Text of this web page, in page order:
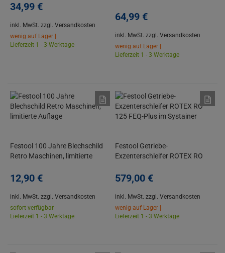
34,99 €
inkl. MwSt. zzgl. Versandkosten
wenig auf Lager |
Lieferzeit 1 - 3 Werktage
64,99 €
inkl. MwSt. zzgl. Versandkosten
wenig auf Lager |
Lieferzeit 1 - 3 Werktage
Festool 100 Jahre Blechschild
Retro Maschinen, limitierte
12,90 €
inkl. MwSt. zzgl. Versandkosten
sofort verfügbar |
Lieferzeit 1 - 3 Werktage
Festool Getriebe-
Exzenterschleifer ROTEX RO
579,00 €
inkl. MwSt. zzgl. Versandkosten
wenig auf Lager |
Lieferzeit 1 - 3 Werktage